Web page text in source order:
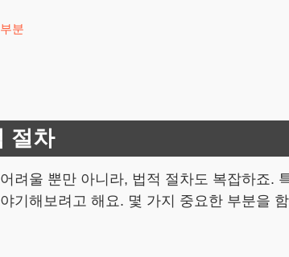
분
절차
려울 뿐만 아니라, 법적 절차도 복잡하죠.
기해보려고 해요. 몇 가지 중요한 부분을